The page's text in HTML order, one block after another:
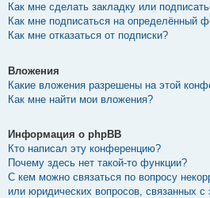
Как мне сделать закладку или
Как мне подписаться на определённый
Как мне отказаться от подписки?
Вложения
Какие вложения разрешены на этой
Как мне найти мои вложения?
Информация о phpBB
Кто написал эту конференцию?
Почему здесь нет такой-то функции?
С кем можно связаться по вопросу
или юридических вопросов, связанных с